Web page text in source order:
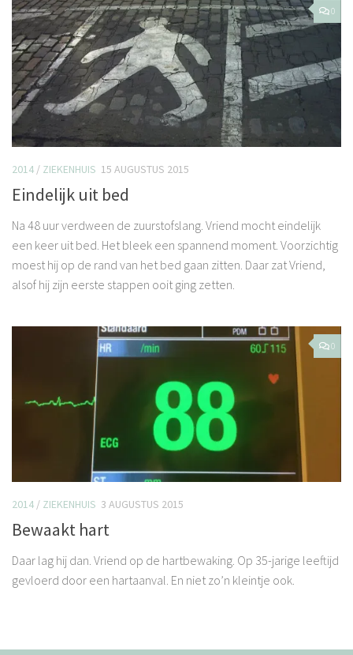
0
2014 / ZIEKENHUIS 15 AUGUSTUS 2015
Eindelijk uit bed
Na 48 uur verdween de zuurstofslang. Vriend mocht eindelijk
een keer uit bed. Het bleek een spannend moment. Voorzichtig
moest hij op de rand van het bed gaan zitten. Daar zat Vriend,
alsof hij zijn eerste stappen ooit ging zetten.
0
2014 / ZIEKENHUIS 3 AUGUSTUS 2015
Bewaakt hart
Daar lag hij dan. Vriend op de hartbewaking. Op 35-jarige leeftijd
gevloerd door een hartaanval. En niet zo’n kleintje ook.